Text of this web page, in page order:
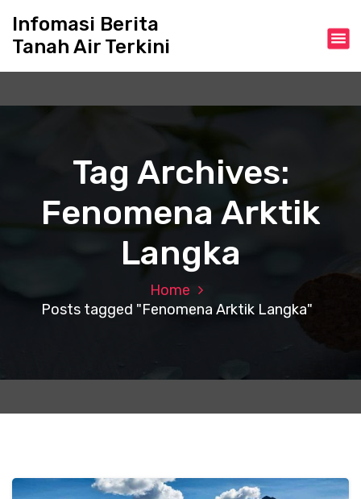
Infomasi Berita
Tanah Air Terkini
Tag Archives:
Fenomena Arktik
Langka
Home
Posts tagged "Fenomena Arktik Langka"